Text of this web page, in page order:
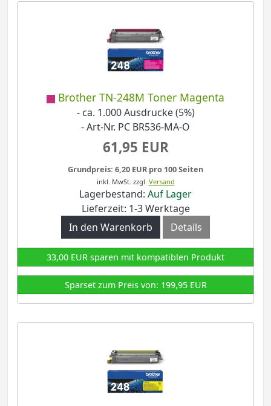
Brother TN-248M Toner Magenta
- ca. 1.000 Ausdrucke (5%)
- Art-Nr. PC BR536-MA-O
61,95 EUR
Grundpreis: 6,20 EUR pro 100 Seiten
inkl. MwSt. zzgl. Versand
Lagerbestand: Auf Lager
Lieferzeit: 1-3 Werktage
In den Warenkorb
Details
33,00 EUR sparen mit kompatiblen Produkt
Sparset zum Preis von: 199,95 EUR